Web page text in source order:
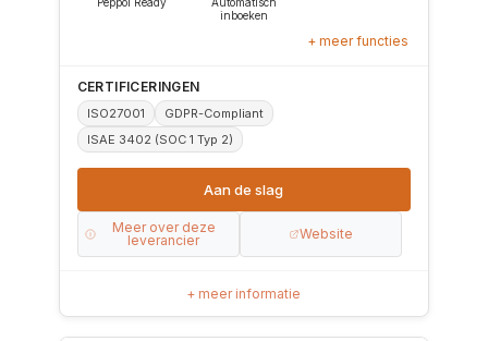
inboeken
+ meer functies
CERTIFICERINGEN
ISO27001
GDPR-Compliant
ISAE 3402 (SOC 1 Typ 2)
Aan de slag
Meer over deze
leverancier
Website
+ meer informatie